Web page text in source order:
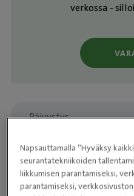
verkossa -
Päivystys
Aukioloajat
Napsauttamalla ”Hyväksy
seurantatekniikoiden
liikkumisen parantamiseksi,
parantamiseksi,